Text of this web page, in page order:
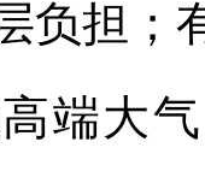
负担；
端大